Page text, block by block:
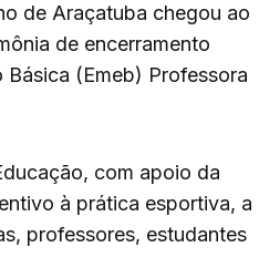
de Araçatuba chegou ao
de encerramento
(Emeb) Professora
com apoio da
à prática esportiva, a
professores, estudantes